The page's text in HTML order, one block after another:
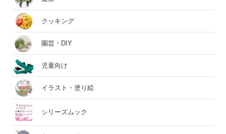
クッキング
園芸・DIY
児童向け
イラスト・塗り絵
シリーズムック